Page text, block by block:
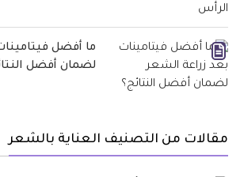
ما أفضل
لضمان أفضل
مقالات من التصنيف العناية بالشعر